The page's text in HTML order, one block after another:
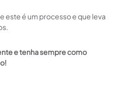
este é um processo e que leva
e tenha sempre como